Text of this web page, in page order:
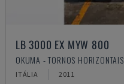
LB 3000 EX MYW 800
OKUMA - TORNOS HORIZONTAIS
ITÁLIA 2011